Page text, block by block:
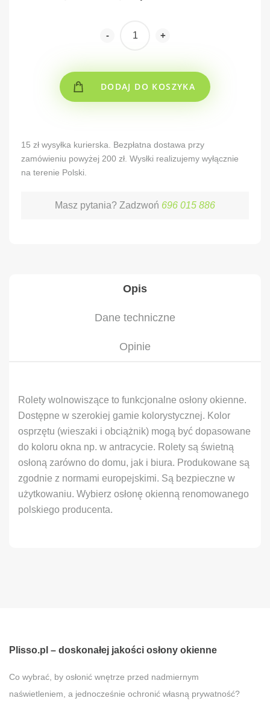
- +
DODAJ DO KOSZYKA
15 zł wysyłka kurierska. Bezpłatna dostawa przy
zamówieniu powyżej 200 zł. Wysłki realizujemy wyłącznie
na terenie Polski.
Masz pytania? Zadzwoń 696 015 886
Opis
Dane techniczne
Opinie
Rolety wolnowiszące to funkcjonalne osłony okienne.
Dostępne w szerokiej gamie kolorystycznej. Kolor
osprzętu (wieszaki i obciążnik) mogą być dopasowane
do koloru okna np. w antracycie. Rolety są świetną
osłoną zarówno do domu, jak i biura. Produkowane są
zgodnie z normami europejskimi. Są bezpieczne w
użytkowaniu. Wybierz osłonę okienną renomowanego
polskiego producenta.
Plisso.pl – doskonałej jakości osłony okienne
Co wybrać, by osłonić wnętrze przed nadmiernym
naświetleniem, a jednocześnie ochronić własną prywatność?